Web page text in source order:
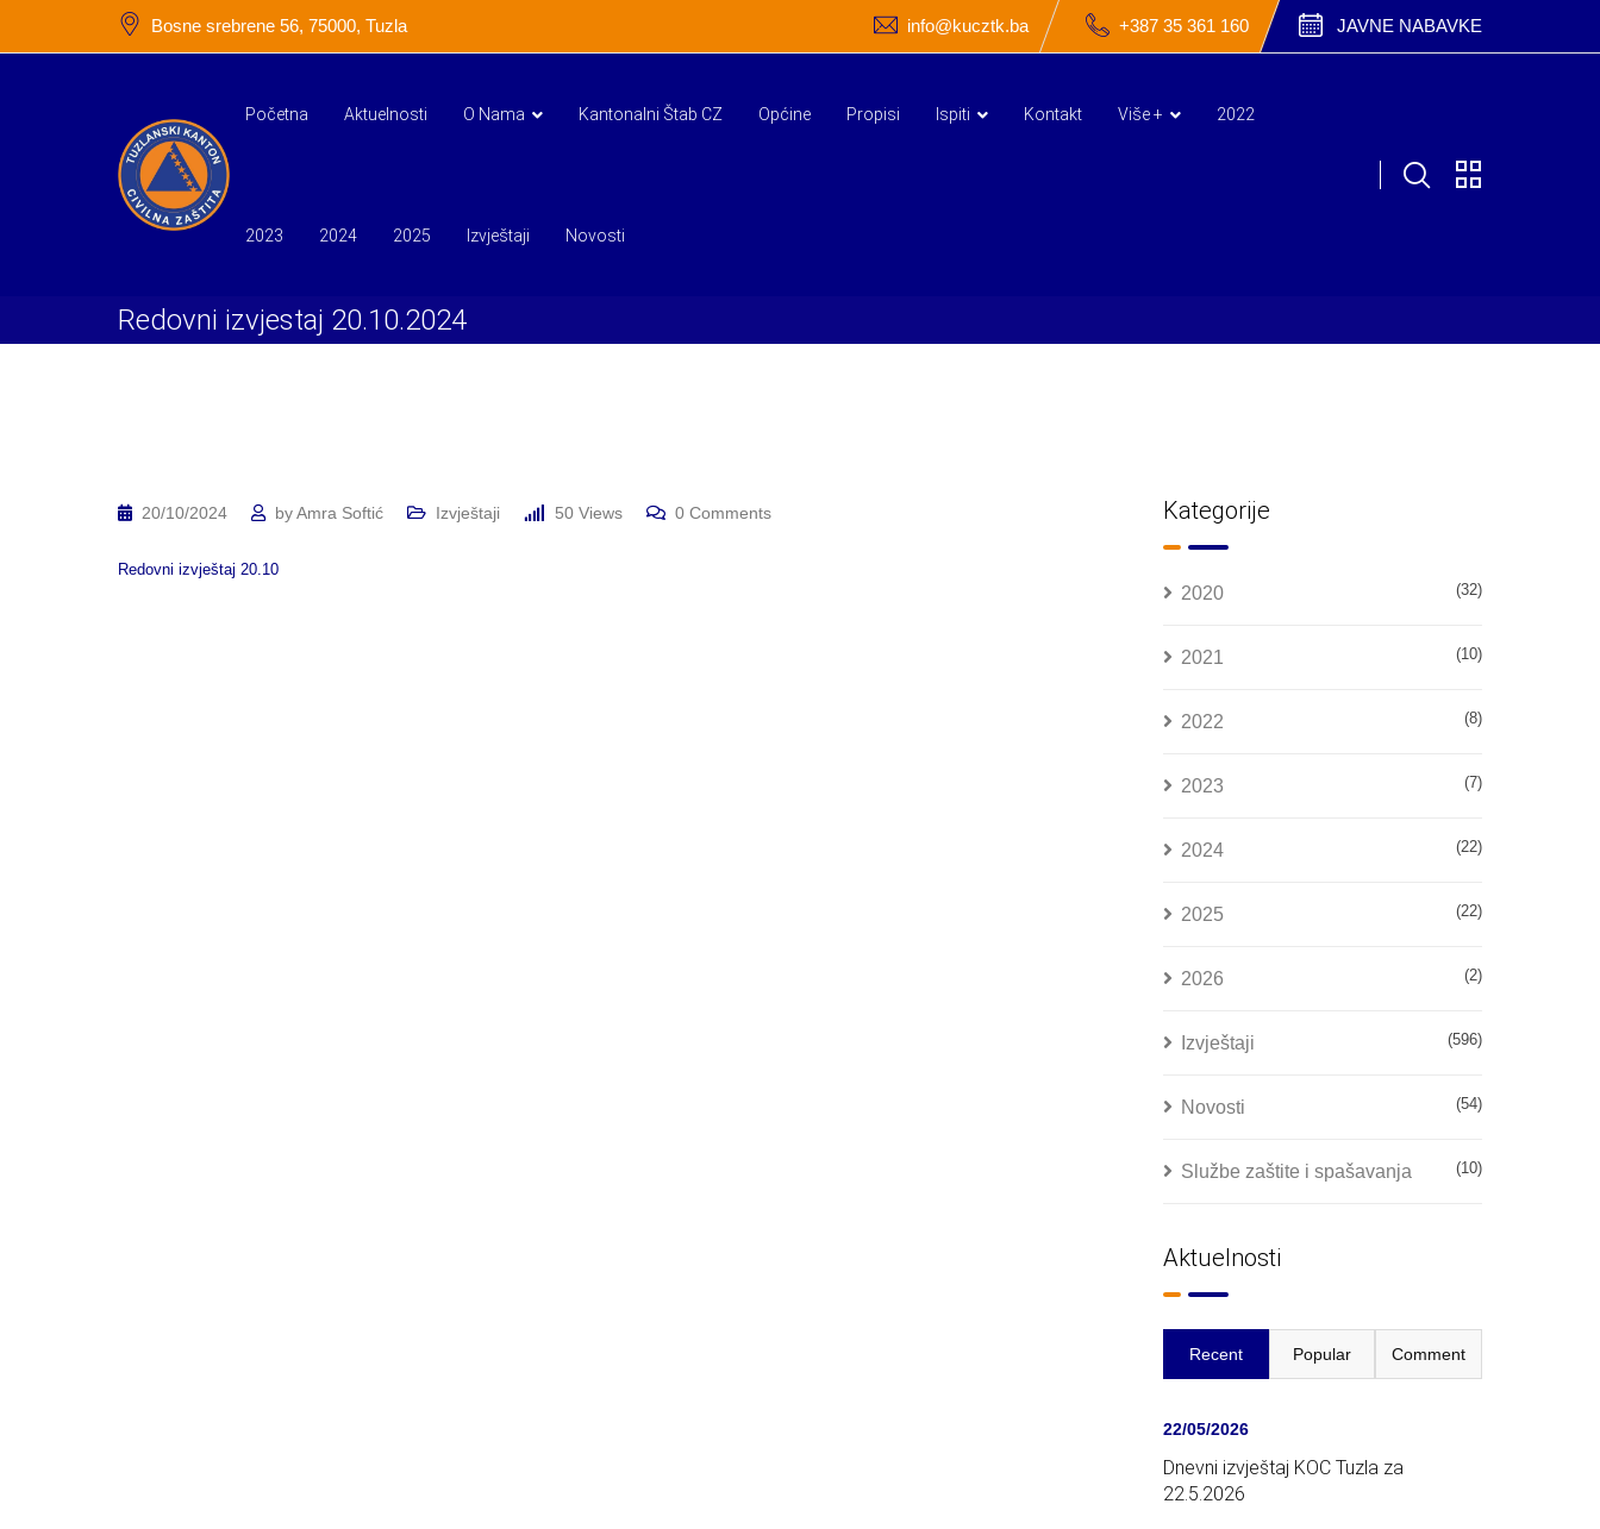
Bosne srebrene 56, 75000, Tuzla info@kucztk.ba +387 35 361 160 JAVNE NABAVKE
Početna Aktuelnosti O Nama Kantonalni Štab CZ Općine Propisi Ispiti Kontakt Više + 2022
2023 2024 2025 Izvještaji Novosti
Redovni izvjestaj 20.10.2024
20/10/2024 byAmra Softić Izvještaji 50 Views 0 Comments
Redovni izvještaj 20.10
Kategorije
2020 (32)
2021 (10)
2022 (8)
2023 (7)
2024 (22)
2025 (22)
2026 (2)
Izvještaji (596)
Novosti (54)
Službe zaštite i spašavanja (10)
Aktuelnosti
Recent Popular Comment
22/05/2026
Dnevni izvještaj KOC Tuzla za
22.5.2026